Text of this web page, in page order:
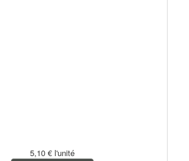
5,10 € l'unité